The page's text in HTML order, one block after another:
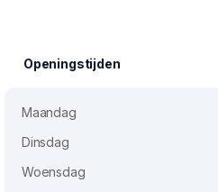
Openingstijden
Maandag
Dinsdag
Woensdag